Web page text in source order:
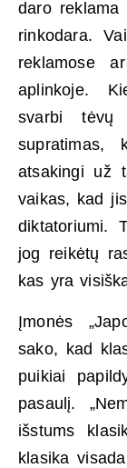
daro
rinkodara.
reklamose
aplinkoje.
svarbi tėvų
atsakingi už
vaikas, kad
diktatoriumi.
jog reikėtų
kas yra
Įmonės
sako, kad
puikiai
pasaulį.
išstums
klasika